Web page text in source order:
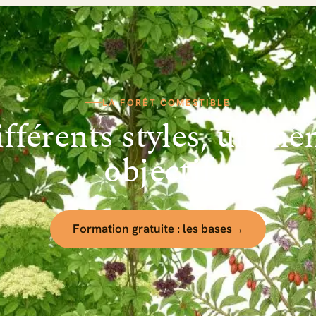
LA FORÊT COMESTIBLE
styles, un
objectif
Formation gratuite : les bases→